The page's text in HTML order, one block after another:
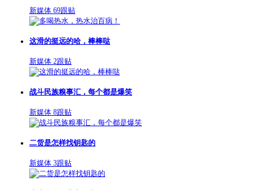
新媒体 69跟贴
这滑的挺远的哈，棒棒哒
新媒体 2跟贴
战斗民族糗事汇，每个都是爆笑
新媒体 8跟贴
二货是怎样找钥匙的
新媒体 3跟贴